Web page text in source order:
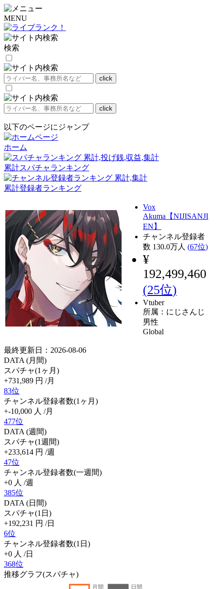
MENU
検索
以下のページにジャンプ
ホーム
累計スパチャランキング
累計登録者ランキング
Vox
Akuma【NIJISANJI
EN】
チャンネル登録者
数 130.0万人 (67位)
¥
192,499,460
(25位)
Vtuber
所属：にじさんじ
男性
Global
最終更新日：2026-08-06
DATA (月間)
スパチャ(1ヶ月)
+731,989 円 /月
83位
チャンネル登録者数(1ヶ月)
+-10,000 人 /月
477位
DATA (週間)
スパチャ(1週間)
+233,614 円 /週
47位
チャンネル登録者数(一週間)
+0 人 /週
385位
DATA (日間)
スパチャ(1日)
+192,231 円 /日
6位
チャンネル登録者数(1日)
+0 人 /日
368位
推移グラフ(スパチャ)